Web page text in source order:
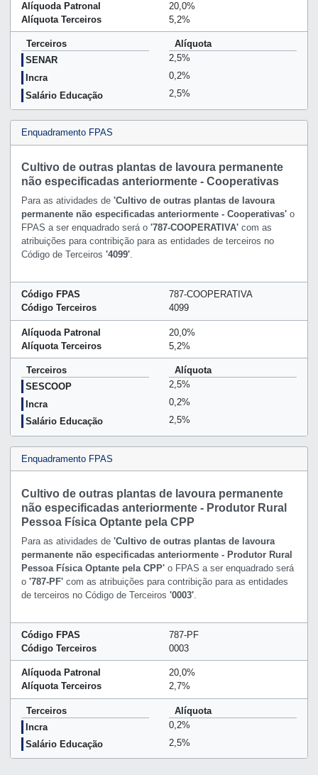
Alíquoda Patronal
20,0%
Alíquota Terceiros
5,2%
Terceiros
Alíquota
SENAR
2,5%
Incra
0,2%
Salário Educação
2,5%
Enquadramento FPAS
Cultivo de outras plantas de lavoura permanente
não especificadas anteriormente - Cooperativas
Para as atividades de 'Cultivo de outras plantas de lavoura
permanente não especificadas anteriormente - Cooperativas'o
FPAS a ser enquadrado será o '787-COOPERATIVA'com as
atribuições para contribição para as entidades de terceiros no
Código de Terceiros '4099'.
Código FPAS
787-COOPERATIVA
Código Terceiros
4099
Alíquoda Patronal
20,0%
Alíquota Terceiros
5,2%
Terceiros
Alíquota
SESCOOP
2,5%
Incra
0,2%
Salário Educação
2,5%
Enquadramento FPAS
Cultivo de outras plantas de lavoura permanente
não especificadas anteriormente - Produtor Rural
Pessoa Física Optante pela CPP
Para as atividades de 'Cultivo de outras plantas de lavoura
permanente não especificadas anteriormente - Produtor Rural
Pessoa Física Optante pela CPP'o FPAS a ser enquadrado será
o '787-PF'com as atribuições para contribição para as entidades
de terceiros no Código de Terceiros '0003'.
Código FPAS
787-PF
Código Terceiros
0003
Alíquoda Patronal
20,0%
Alíquota Terceiros
2,7%
Terceiros
Alíquota
Incra
0,2%
Salário Educação
2,5%